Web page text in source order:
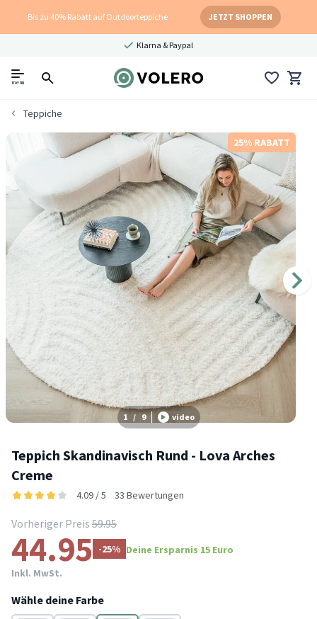
Bis zu 40% Rabatt auf Outdoorteppiche JETZT SHOPPEN
Klarna & Paypal
menu
Teppiche
25% RABATT
1 / 9 video
Teppich Skandinavisch Rund - Lova Arches
Creme
4.09 / 5 33 Bewertungen
Vorheriger Preis 59.95
44.95 -25% Deine Ersparnis 15 Euro
Inkl. MwSt.
Wähle deine Farbe